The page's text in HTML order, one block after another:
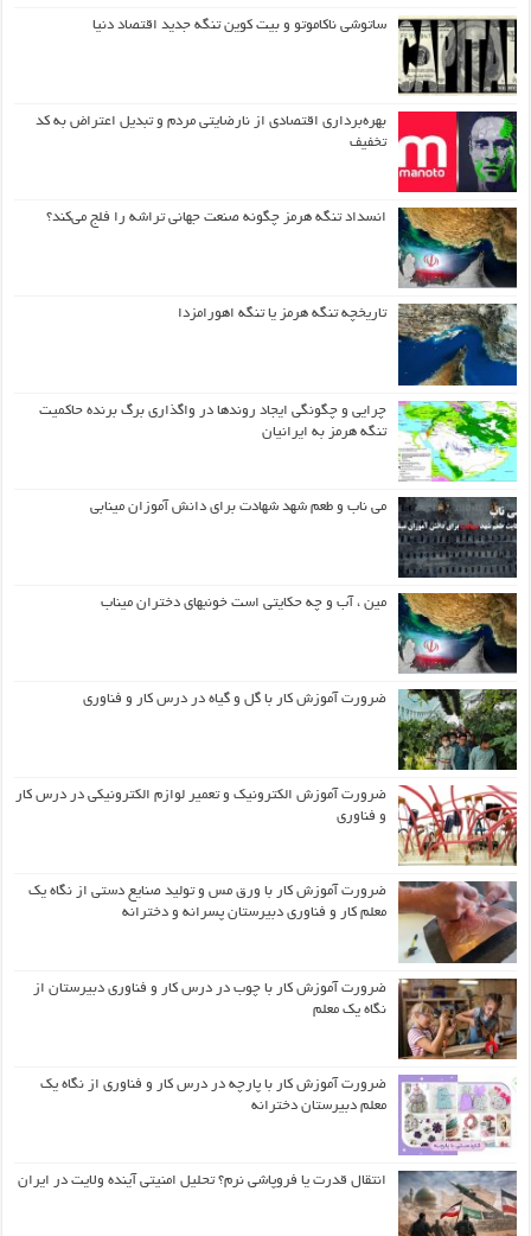
ساتوشی ناکاموتو و بیت کوین تنگه جدید اقتصاد دنیا
بهره‌برداری اقتصادی از نارضایتی مردم و تبدیل اعتراض به کد
تخفیف
انسداد تنگه هرمز چگونه صنعت جهانی تراشه را فلج می‌کند؟
تاریخچه تنگه هرمز یا تنگه اهورامزدا
چرایی و چگونگی ایجاد روندها در واگذاری برگ برنده حاکمیت
تنگه هرمز به ایرانیان
می ناب و طعم شهد شهادت برای دانش آموزان مینابی
مین ، آب و چه حکایتی است خونبهای دختران میناب
ضرورت آموزش کار با گل و گیاه در درس کار و فناوری
ضرورت آموزش الکترونیک و تعمیر لوازم الکترونیکی در درس کار
و فناوری
ضرورت آموزش کار با ورق مس و تولید صنایع دستی از نگاه یک
معلم کار و فناوری دبیرستان پسرانه و دخترانه
ضرورت آموزش کار با چوب در درس کار و فناوری دبیرستان از
نگاه یک معلم
ضرورت آموزش کار با پارچه در درس کار و فناوری از نگاه یک
معلم دبیرستان دخترانه
انتقال قدرت یا فروپاشی نرم؟ تحلیل امنیتی آینده ولایت در ایران